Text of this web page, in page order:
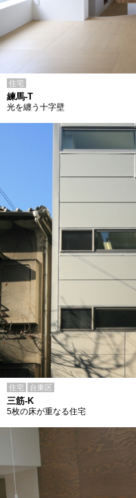
住宅
練馬-T
光を纏う十字壁
住宅 台東区
三筋-K
5枚の床が重なる住宅